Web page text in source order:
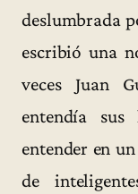
deslumbrada
escribió una
veces Juan
entendía
entender en
de